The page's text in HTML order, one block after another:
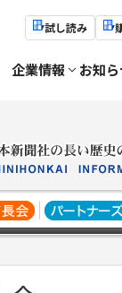
試し読み
企業情報 お知